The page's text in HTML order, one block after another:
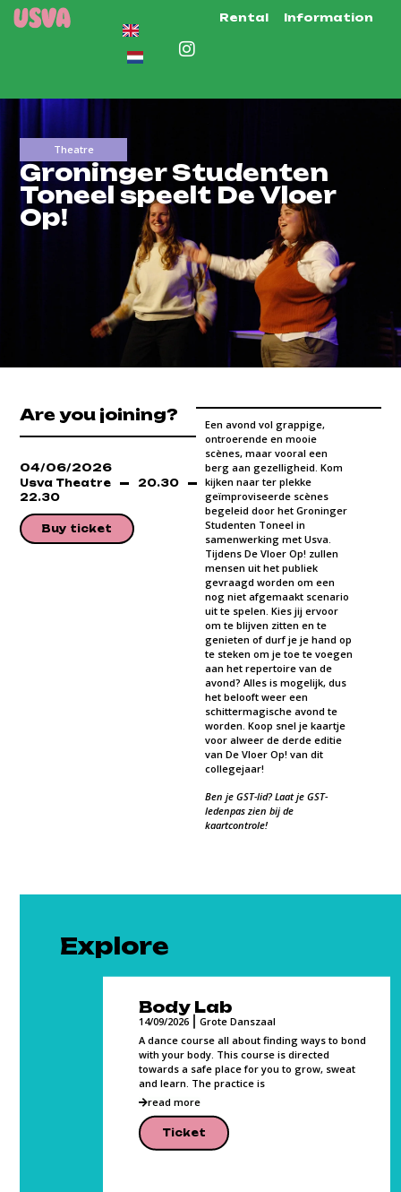
Rental Information
Theatre
Groninger Studenten
Toneel speelt De Vloer
Op!
Are you joining?
04/06/2026
Usva Theatre
20.30
22.30
Buy ticket
Een avond vol grappige,
ontroerende en mooie
scènes, maar vooral een
berg aan gezelligheid. Kom
kijken naar ter plekke
geïmproviseerde scènes
begeleid door het Groninger
Studenten Toneel in
samenwerking met Usva.
Tijdens De Vloer Op! zullen
mensen uit het publiek
gevraagd worden om een
nog niet afgemaakt scenario
uit te spelen. Kies jij ervoor
om te blijven zitten en te
genieten of durf je je hand op
te steken om je toe te voegen
aan het repertoire van de
avond? Alles is mogelijk, dus
het belooft weer een
schittermagische avond te
worden. Koop snel je kaartje
voor alweer de derde editie
van De Vloer Op! van dit
collegejaar!
Ben je GST-lid? Laat je GST-
ledenpas zien bij de
kaartcontrole!
Explore
Body Lab
14/09/2026
Grote Danszaal
A dance course all about finding ways to bond
with your body. This course is directed
towards a safe place for you to grow, sweat
and learn. The practice is
read more
Ticket